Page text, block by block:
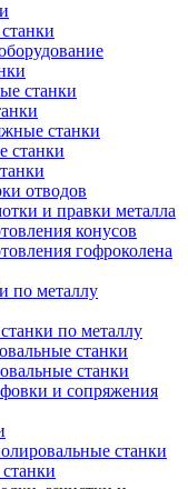
станки
станки
станки
отводов
и правки металла
конусов
гофроколена
по металлу
по металлу
станки
станки
и сопряжения
станки